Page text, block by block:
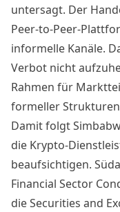
untersagt. Der
Peer-to-Peer-
informelle Kanäle.
Verbot nicht
Rahmen für
formeller
Damit folgt
die Krypto-
beaufsichtigen.
Financial Sector
die Securities and